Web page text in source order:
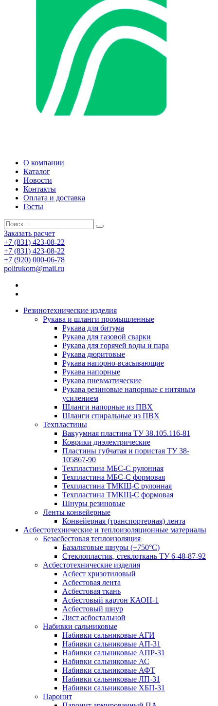
О компании
Каталог
Новости
Контакты
Оплата и доставка
Госты
Заказать расчет
+7 (831) 423-08-22
+7 (831) 423-08-22
+7 (920) 000-06-78
polirukom@mail.ru
Резинотехнические изделия
Рукава и шланги промышленные
Рукава для битума
Рукава для газовой сварки
Рукава для горячей воды и пара
Рукава дюритовые
Рукава напорно-всасывающие
Рукава напорные
Рукава пневматические
Рукава резиновые напорные с нитяным
усилением
Шланги напорные из ПВХ
Шланги спиральные из ПВХ
Техпластины
Вакуумная пластина ТУ 38.105.116-81
Коврики диэлектрические
Пластины губчатая и пористая ТУ 38-
105867-90
Техпластина МБС-С рулонная
Техпластина МБС-С формовая
Техпластина ТМКЩ-С рулонная
Техпластина ТМКЩ-С формовая
Шнуры резиновые
Ленты конвейерные
Конвейерная (транспортерная) лента
Асбестотехнические и теплоизоляционные материалы
Безасбестовая теплоизоляция
Базальтовые шнуры (+750°С)
Стеклопластик, стеклоткань ТУ 6-48-87-92
Асбестотехнические изделия
Асбест хризотиловый
Асбестовая лента
Асбестовая ткань
Асбестовый картон КАОН-1
Асбестовый шнур
Лист асбостальной
Набивки сальниковые
Набивки сальниковые АГИ
Набивки сальниковые АП-31
Набивки сальниковые АПР-31
Набивки сальниковые АС
Набивки сальниковые АФТ
Набивки сальниковые ЛП-31
Набивки сальниковые ХБП-31
Паронит